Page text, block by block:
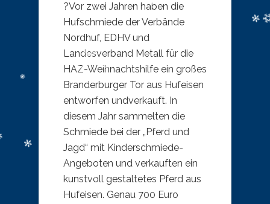
?Vor zwei Jahren haben die
Hufschmiede der Verbände
Nordhuf, EDHV und
Landesverband Metall für die
HAZ-Weihnachtshilfe ein großes
Branderburger Tor aus Hufeisen
entworfen undverkauft. In
diesem Jahr sammelten die
Schmiede bei der „Pferd und
Jagd“ mit Kinderschmiede-
Angeboten und verkauften ein
kunstvoll gestaltetes Pferd aus
Hufeisen. Genau 700 Euro